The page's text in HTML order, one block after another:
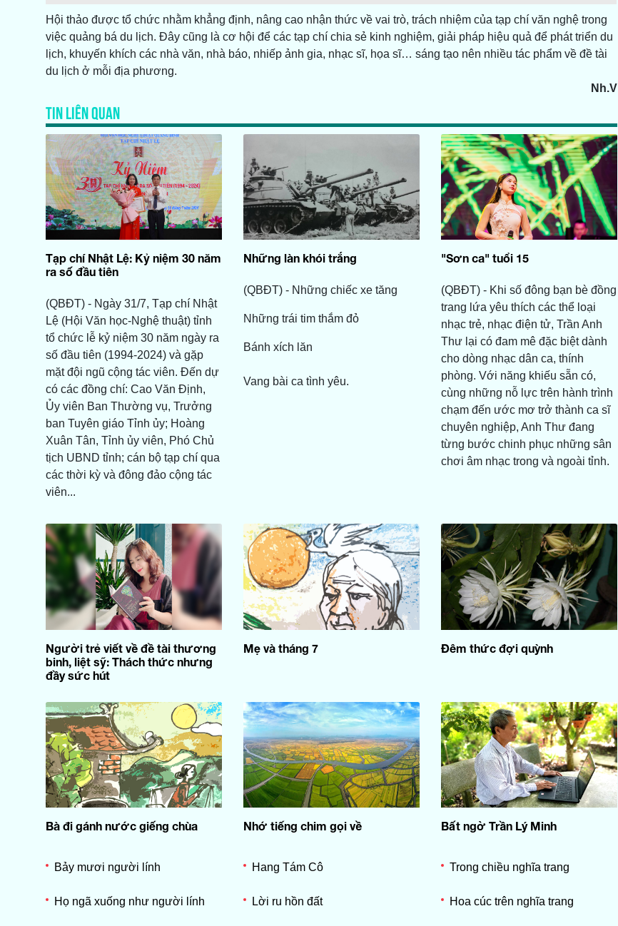
Hội thảo được tổ chức nhằm khẳng định, nâng cao nhận thức về vai trò, trách nhiệm của tạp chí văn nghệ trong
việc quảng bá du lịch. Đây cũng là cơ hội để các tạp chí chia sẻ kinh nghiệm, giải pháp hiệu quả để phát triển du
lịch, khuyến khích các nhà văn, nhà báo, nhiếp ảnh gia, nhạc sĩ, họa sĩ… sáng tạo nên nhiều tác phẩm về đề tài
du lịch ở mỗi địa phương.
Nh.V
TIN LIÊN QUAN
Tạp chí Nhật Lệ: Kỷ niệm 30 năm
ra số đầu tiên
(QBĐT) - Ngày 31/7, Tạp chí Nhật
Lệ (Hội Văn học-Nghệ thuật) tỉnh
tổ chức lễ kỷ niệm 30 năm ngày ra
số đầu tiên (1994-2024) và gặp
mặt đội ngũ cộng tác viên. Đến dự
có các đồng chí: Cao Văn Định,
Ủy viên Ban Thường vụ, Trưởng
ban Tuyên giáo Tỉnh ủy; Hoàng
Xuân Tân, Tỉnh ủy viên, Phó Chủ
tịch UBND tỉnh; cán bộ tạp chí qua
các thời kỳ và đông đảo cộng tác
viên...
Những làn khói trắng
(QBĐT) - Những chiếc xe tăng
Những trái tim thắm đỏ
Bánh xích lăn
Vang bài ca tình yêu.
"Sơn ca" tuổi 15
(QBĐT) - Khi số đông bạn bè đồng
trang lứa yêu thích các thể loại
nhạc trẻ, nhạc điện tử, Trần Anh
Thư lại có đam mê đặc biệt dành
cho dòng nhạc dân ca, thính
phòng. Với năng khiếu sẵn có,
cùng những nỗ lực trên hành trình
chạm đến ước mơ trở thành ca sĩ
chuyên nghiệp, Anh Thư đang
từng bước chinh phục những sân
chơi âm nhạc trong và ngoài tỉnh.
Người trẻ viết về đề tài thương
binh, liệt sỹ: Thách thức nhưng
đầy sức hút
Mẹ và tháng 7 Đêm thức đợi quỳnh
Bà đi gánh nước giếng chùa Nhớ tiếng chim gọi về Bất ngờ Trần Lý Minh
Bảy mươi người lính Hang Tám Cô Trong chiều nghĩa trang
Họ ngã xuống như người lính Lời ru hồn đất Hoa cúc trên nghĩa trang